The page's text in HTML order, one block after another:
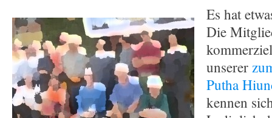
Es hat
Die
unserer
Putha
kennen